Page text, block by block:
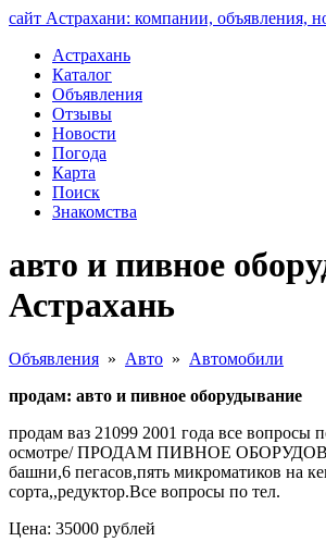
сайт Астрахани: компании, объявления,
Астрахань
Каталог
Объявления
Отзывы
Новости
Погода
Карта
Поиск
Знакомства
авто и пивное
Астрахань
Объявления » Авто » Автомобили
продам: авто и пивное оборудывание
продам ваз 21099 2001 года все вопросы
осмотре/ ПРОДАМ ПИВНОЕ
башни,6 пегасов,пять микроматиков на
сорта,,редуктор.Все вопросы по тел.
Цена: 35000 рублей